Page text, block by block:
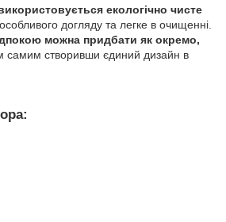
екологічно чисте
догляду та легке в очищенні.
можна придбати як окремо,
самим створивши єдиний дизайн в